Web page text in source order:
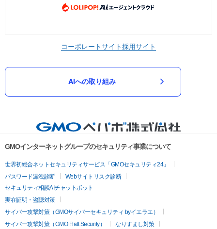
コーポレートサイト採用サイト
AIへの取り組み
GMOインターネットグループのセキュリティ事業について
世界初総合ネットセキュリティサービス「GMOセキュリティ24」
パスワード漏洩診断
Webサイトリスク診断
セキュリティ相談AIチャットボット
実在証明・盗聴対策
サイバー攻撃対策（GMOサイバーセキュリティ byイエラエ）
サイバー攻撃対策（GMO Flatt Security）
なりすまし対策